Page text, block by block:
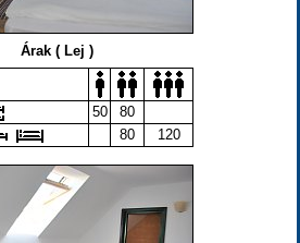
Árak ( Lej )
50
80
80 120